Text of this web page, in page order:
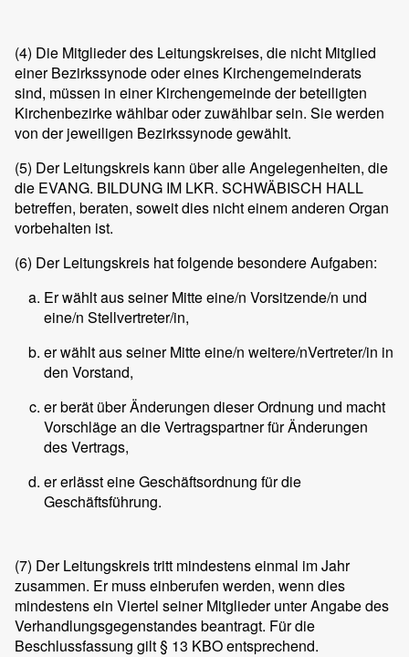
(4) Die Mitglieder des Leitungskreises, die nicht Mitglied
einer Bezirkssynode oder eines Kirchengemeinderats
sind, müssen in einer Kirchengemeinde der beteiligten
Kirchenbezirke wählbar oder zuwählbar sein. Sie werden
von der jeweiligen Bezirkssynode gewählt.
(5) Der Leitungskreis kann über alle Angelegenheiten, die
die EVANG. BILDUNG IM LKR. SCHWÄBISCH HALL
betreffen, beraten, soweit dies nicht einem anderen Organ
vorbehalten ist.
(6) Der Leitungskreis hat folgende besondere Aufgaben:
Er wählt aus seiner Mitte eine/n Vorsitzende/n und
eine/n Stellvertreter/in,
er wählt aus seiner Mitte eine/n weitere/nVertreter/in in
den Vorstand,
er berät über Änderungen dieser Ordnung und macht
Vorschläge an die Vertragspartner für Änderungen
des Vertrags,
er erlässt eine Geschäftsordnung für die
Geschäftsführung.
(7) Der Leitungskreis tritt mindestens einmal im Jahr
zusammen. Er muss einberufen werden, wenn dies
mindestens ein Viertel seiner Mitglieder unter Angabe des
Verhandlungsgegenstandes beantragt. Für die
Beschlussfassung gilt § 13 KBO entsprechend.